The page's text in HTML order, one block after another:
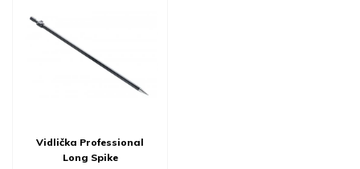
Vidlička Professional
Long Spike